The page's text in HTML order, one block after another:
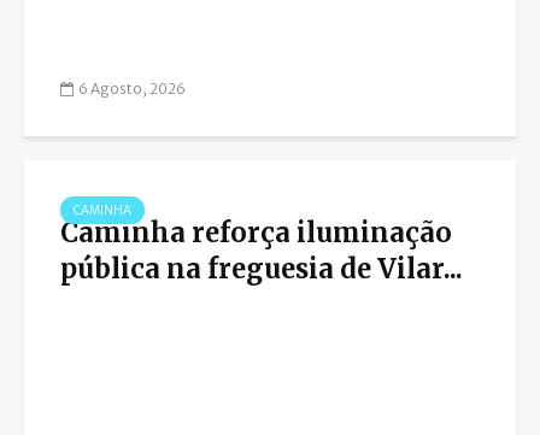
6 Agosto, 2026
CAMINHA
Caminha reforça iluminação
pública na freguesia de Vilar...